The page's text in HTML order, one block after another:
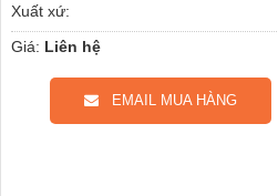
Xuất xứ:
Giá: Liên hệ
EMAIL MUA HÀNG